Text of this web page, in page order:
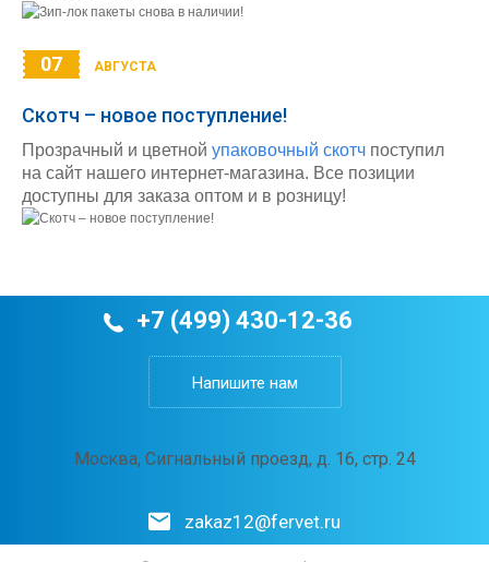
07 АВГУСТА
Скотч – новое поступление!
Прозрачный и цветной упаковочный скотч поступил
на сайт нашего интернет-магазина. Все позиции
доступны для заказа оптом и в розницу!
+7 (499) 430-12-36
Напишите нам
Москва, Сигнальный проезд, д. 16, стр. 24
zakaz12@fervet.ru